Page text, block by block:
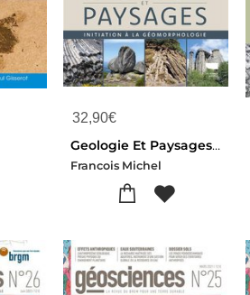
32,90€
Geologie Et Paysages : Initiation A La Geomorphologie
Francois Michel